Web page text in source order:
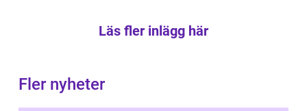
Läs fler inlägg här
Fler nyheter